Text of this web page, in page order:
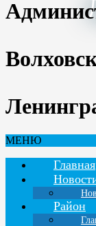
МЕНЮ
Главная
Район